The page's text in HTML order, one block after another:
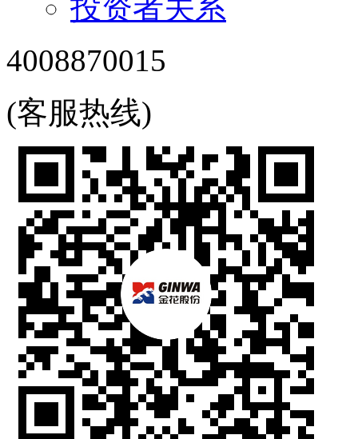
投资者关系
4008870015
(客服热线)